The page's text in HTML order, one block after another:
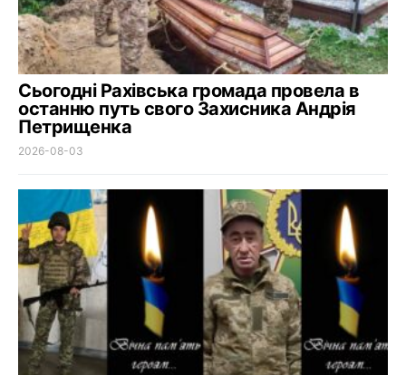
Сьогодні Рахівська громада провела в
останню путь свого Захисника Андрія
Петрищенка
2026-08-03